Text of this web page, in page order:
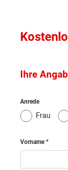
Weiz
Amstetten
Ihre
Anrede
Frau
Vorname